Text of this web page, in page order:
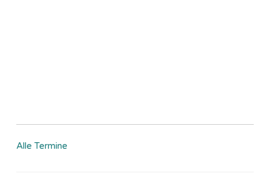
Alle Termine